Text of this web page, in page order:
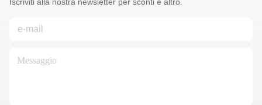
Iscriviti alla nostra newsletter per sconti e altro.